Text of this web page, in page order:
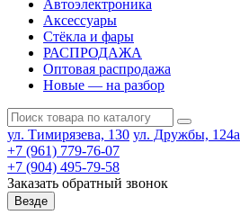
Автоэлектроника
Аксессуары
Стёкла и фары
РАСПРОДАЖА
Оптовая распродажа
Новые — на разбор
ул. Тимирязева, 130 ул. Дружбы, 124а
+7 (961) 779-76-07
+7 (904) 495-79-58
Заказать обратный звонок
Везде